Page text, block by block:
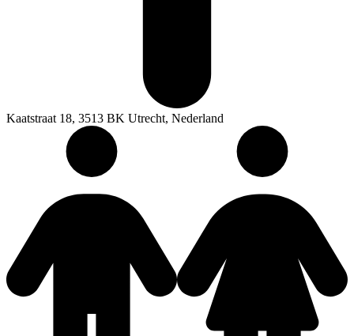
Kaatstraat 18, 3513 BK Utrecht, Nederland